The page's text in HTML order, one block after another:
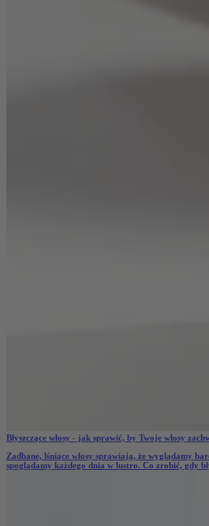
Błyszczące włosy - jak sprawić, by Twoje włosy
Zadbane, lśniące włosy sprawiają, że wyglądamy
spoglądamy każdego dnia w lustro. Co zrobić, gdy